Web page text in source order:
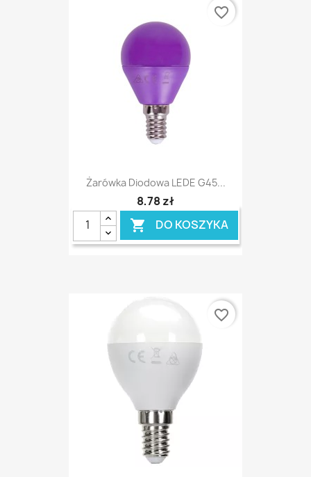
Żarówka Diodowa LEDE G45...
8,78 zł
 DO KOSZYKA
favorite_border
favorite_border